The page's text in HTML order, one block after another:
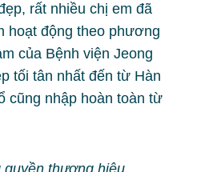
rất nhiều chị em đã
hoạt động theo phương
của Bệnh viện Jeong
tối tân nhất đến từ Hàn
cũng nhập hoàn toàn từ
thương hiệu